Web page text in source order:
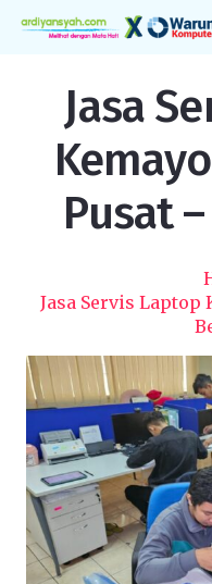
Jasa
Pusat
Jasa Servis Laptop